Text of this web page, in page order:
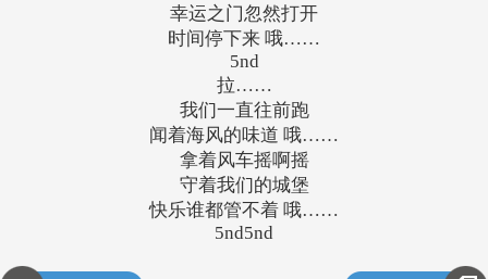
幸运之门忽然打开
时间停下来 哦……
5nd
拉……
我们一直往前跑
闻着海风的味道 哦……
拿着风车摇啊摇
守着我们的城堡
快乐谁都管不着 哦……
5nd5nd